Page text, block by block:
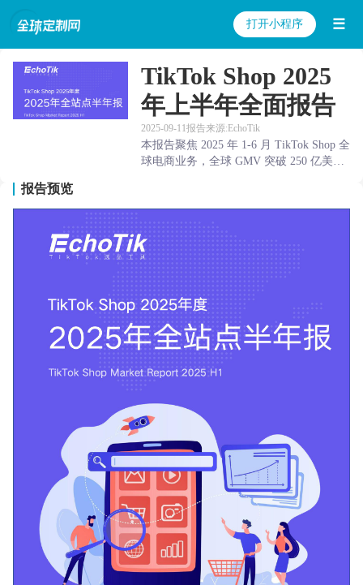
打开小程序 ☰
TikTok Shop 2025
年上半年全面报告
2025-09-11报告来源:EchoTik
本报告聚焦 2025 年 1-6 月 TikTok Shop 全
球电商业务，全球 GMV 突破 250 亿美
（泰国、印尼、越南、菲律宾、马来西
亚、新加坡等）核心站点，分析各站点 G
MV 趋势（美国以 54.5 亿美元居首，泰国
54.2 亿美元、印尼 43.4 亿美元紧随其
后）、TOP10 类目表现（护理美容、女士
服装、健康、数码家电等为主导）、价格
段特征（欧美中高价商品 GMV 贡献显
著，东南亚低价商品占比高）、头部小店
数据及热销单品，还包含 2025 下半年趋
势预测（美国 “独立站回流计划”、AI 选
品助手上线、德国 / 巴西等新站点拓展）
与行业专家洞见，为平台商家提供选品、
营销、供应链管理等全维度实战策略支
持。
报告预览